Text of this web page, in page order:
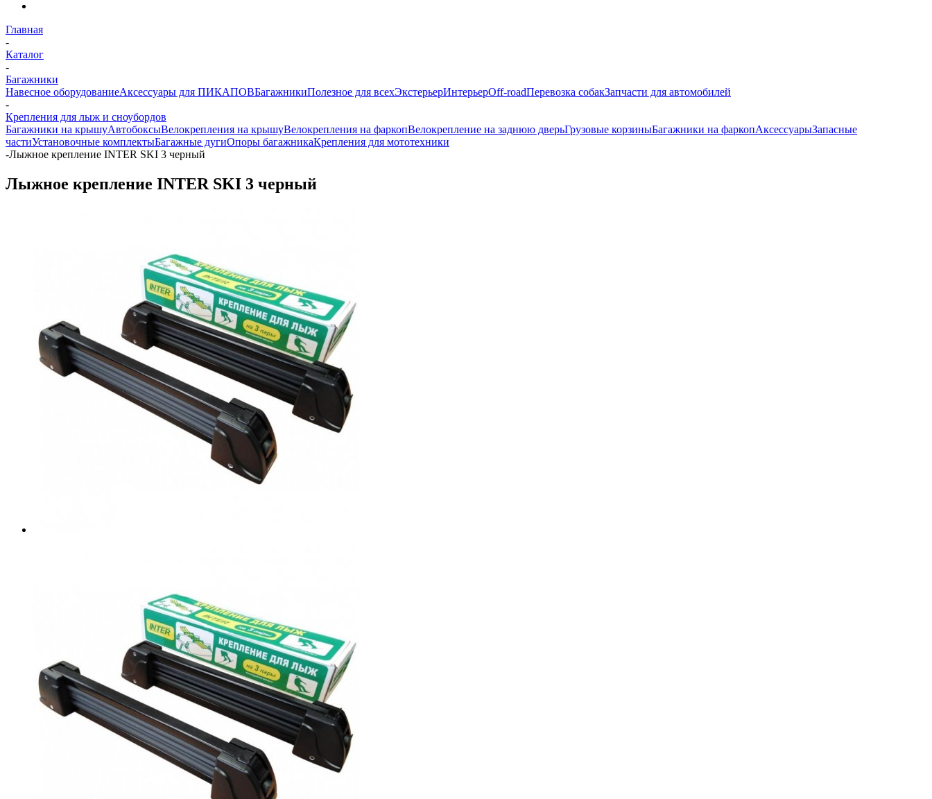
Главная
-
Каталог
-
Багажники
Навесное оборудованиеАксессуары для ПИКАПОВБагажникиПолезное для всехЭкстерьерИнтерьерOff-roadПеревозка собакЗапчасти для автомобилей
-
Крепления для лыж и сноубордов
Багажники на крышуАвтобоксыВелокрепления на крышуВелокрепления на фаркопВелокрепление на заднюю дверьГрузовые корзиныБагажники на фаркопАксессуарыЗапасные
частиУстановочные комплектыБагажные дугиОпоры багажникаКрепления для мототехники
-Лыжное крепление INTER SKI 3 черный
Лыжное крепление INTER SKI 3 черный